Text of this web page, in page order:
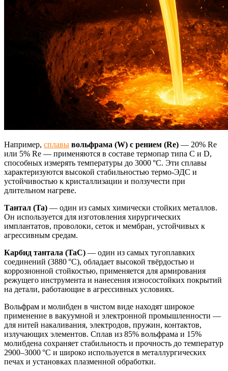
Например, сплавы вольфрама (W) с рением (Re) — 20% Re
или 5% Re — применяются в составе термопар типа C и D,
способных измерять температуры до 3000 °C. Эти сплавы
характеризуются высокой стабильностью термо-ЭДС и
устойчивостью к кристаллизации и ползучести при
длительном нагреве.
Тантал (Ta) — один из самых химически стойких металлов.
Он используется для изготовления хирургических
имплантатов, проволоки, сеток и мембран, устойчивых к
агрессивным средам.
Карбид тантала (TaC) — один из самых тугоплавких
соединений (3880 °C), обладает высокой твёрдостью и
коррозионной стойкостью, применяется для армирования
режущего инструмента и нанесения износостойких покрытий
на детали, работающие в агрессивных условиях.
Вольфрам и молибден в чистом виде находят широкое
применение в вакуумной и электронной промышленности —
для нитей накаливания, электродов, пружин, контактов,
излучающих элементов. Сплав из 85% вольфрама и 15%
молибдена сохраняет стабильность и прочность до температур
2900–3000 °C и широко используется в металлургических
печах и установках плазменной обработки.